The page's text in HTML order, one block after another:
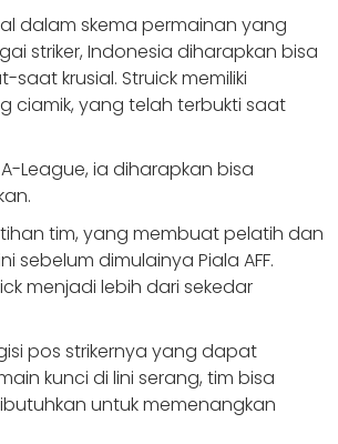
dalam skema permainan yang
striker, Indonesia diharapkan bisa
krusial. Struick memiliki
ciamik, yang telah terbukti saat
League, ia diharapkan bisa
tim, yang membuat pelatih dan
dimulainya Piala AFF.
menjadi lebih dari sekedar
pos strikernya yang dapat
kunci di lini serang, tim bisa
untuk memenangkan